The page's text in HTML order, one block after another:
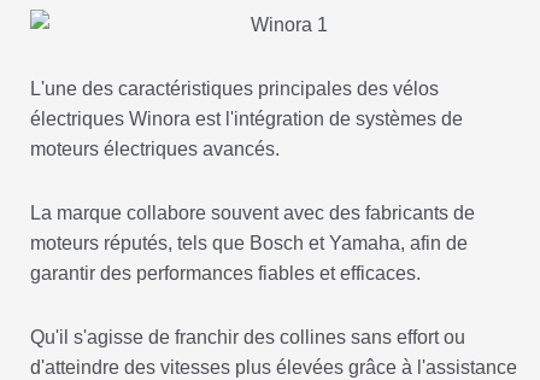
L'une des caractéristiques principales des vélos
électriques Winora est l'intégration de systèmes de
moteurs électriques avancés.
La marque collabore souvent avec des fabricants de
moteurs réputés, tels que Bosch et Yamaha, afin de
garantir des performances fiables et efficaces.
Qu'il s'agisse de franchir des collines sans effort ou
d'atteindre des vitesses plus élevées grâce à l'assistance